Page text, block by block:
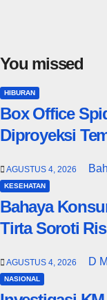
You missed
HIBURAN
Box Office
Diproyeksi
AGUSTUS 4, 2026
KESEHATAN
Bahaya
Tirta Soroti
AGUSTUS 4, 2026 D
NASIONAL